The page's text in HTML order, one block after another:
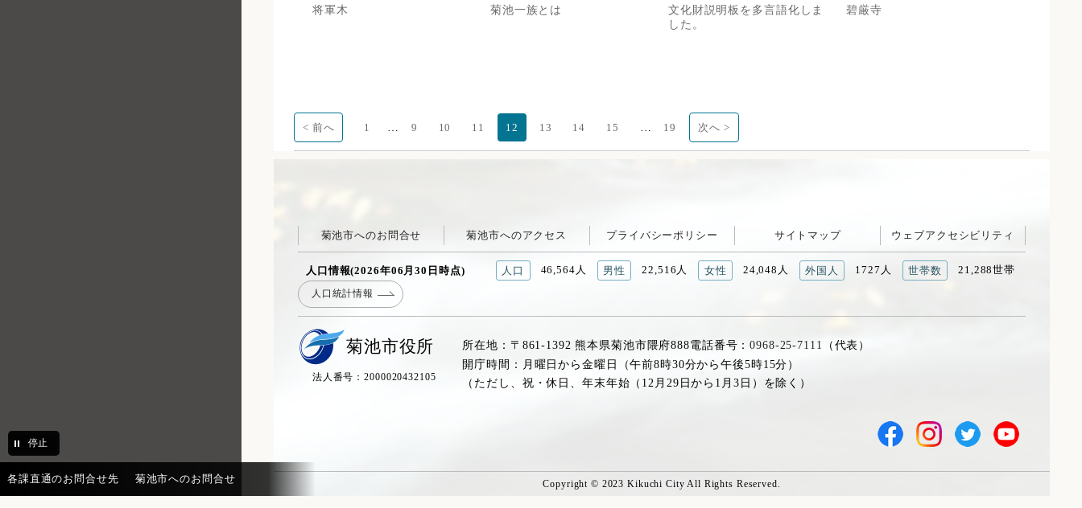
談係
子育て支援課 こども家庭支援
係
子育て支援課 子育て支援係
停止
将軍木 菊池一族とは
文化財説明板を多言語化しま
した。
碧厳寺
< 前へ 1 9 10 11 12 13 14 15 19 次へ >
菊池市へのお問合せ 菊池市へのアクセス プライバシーポリシー サイトマップ ウェブアクセシビリティ
人口情報(2026年06月30日時点) 人口 46,564人 男性 22,516人 女性 24,048人 外国人 1727人 世帯数 21,288世帯
人口統計情報
菊池市役所
法人番号：2000020432105
所在地：〒861-1392 熊本県菊池市隈府888電話番号：0968-25-7111
（代表）
開庁時間：月曜日から金曜日（午前8時30分から午後5時15分）
（ただし、祝・休日、年末年始（12月29日から1月3日）を除く）
Copyright © 2023 Kikuchi City All Rights Reserved.
各課直通のお問合せ先 菊池市へのお問合せ